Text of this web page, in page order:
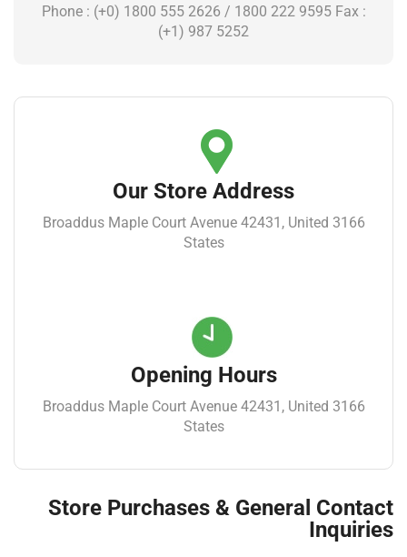
Phone : (+0) 1800 555 2626 / 1800 222 9595 Fax :
(+1) 987 5252
Our Store Address
3166 Broaddus Maple Court Avenue 42431, United
States
Opening Hours
3166 Broaddus Maple Court Avenue 42431, United
States
Store Purchases & General Contact
Inquiries